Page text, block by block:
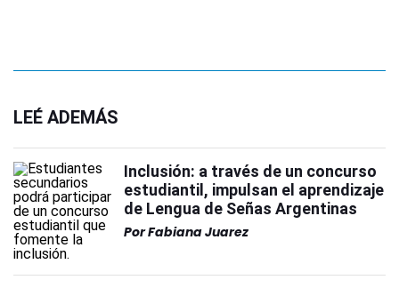
LEÉ ADEMÁS
Inclusión: a través de un concurso
estudiantil, impulsan el aprendizaje
de Lengua de Señas Argentinas
PorFabiana Juarez